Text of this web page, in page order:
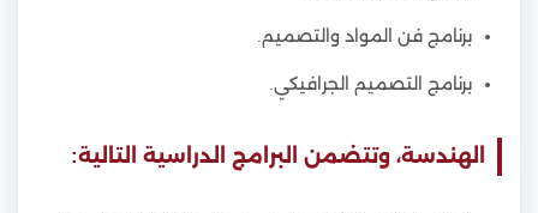
برنامج فن المواد والتصميم.
برنامج التصميم الجرافيكي.
الهندسة، وتتضمن البرامج الدراسية التالية: